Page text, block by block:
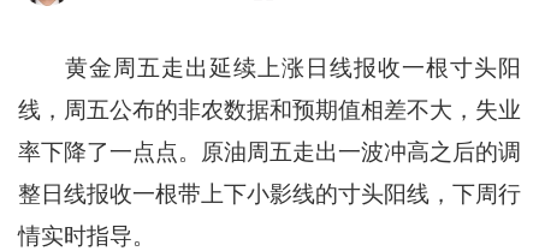
黄金周五走出延续上涨日线报收一根寸头阳
线，周五公布的非农数据和预期值相差不大，失业
率下降了一点点。原油周五走出一波冲高之后的调
整日线报收一根带上下小影线的寸头阳线，下周行
情实时指导。